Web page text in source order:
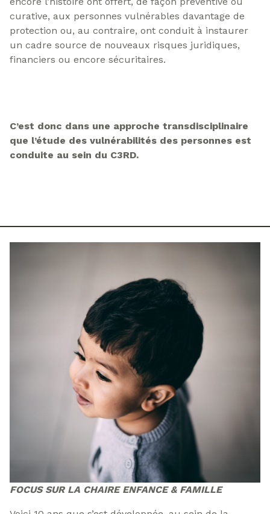
curative, aux personnes vulnérables davantage de
protection ou, au contraire, ont conduit à instaurer
un cadre source de nouveaux risques juridiques,
financiers ou encore sécuritaires.
C’est donc dans une approche transdisciplinaire
que l’étude des vulnérabilités des personnes est
conduite au sein du C3RD.
FOCUS SUR LA CHAIRE ENFANCE & FAMILLE